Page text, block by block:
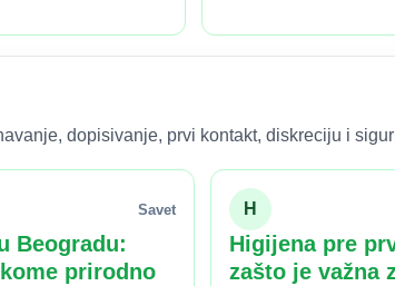
dopisivanje, prvi kontakt, diskreciju i
Savet
Beogradu:
prirodno
H
Higijena pre
zašto je važna